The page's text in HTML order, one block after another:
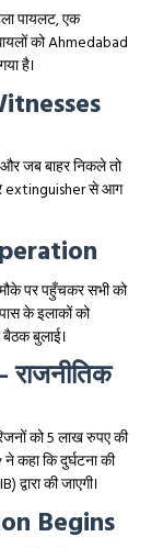
पायलट, एक
को Ahmedabad
है।
और जब बाहर निकले तो
extinguisher से आग
पर पहुँचकर सभी को
के इलाकों को
बुलाई।
को 5 लाख रुपए की
कहा कि दुर्घटना की
की जाएगी।
Begins